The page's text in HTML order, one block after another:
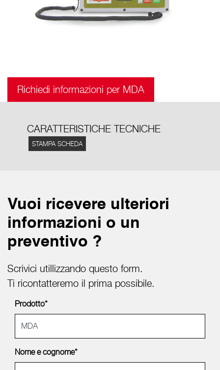
Richiedi informazioni per MDA
CARATTERISTICHE TECNICHE
STAMPA SCHEDA
Vuoi ricevere ulteriori
informazioni o un
preventivo ?
Scrivici utillizzando questo form.
Ti ricontatteremo il prima possibile.
Prodotto*
Nome e cognome*